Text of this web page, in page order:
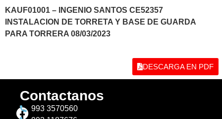
KAUF01001 – INGENIO SANTOS CE52357
INSTALACION DE TORRETA Y BASE DE GUARDA
PARA TORRERA 08/03/2023
DESCARGA EN PDF
Contactanos
993 3570560